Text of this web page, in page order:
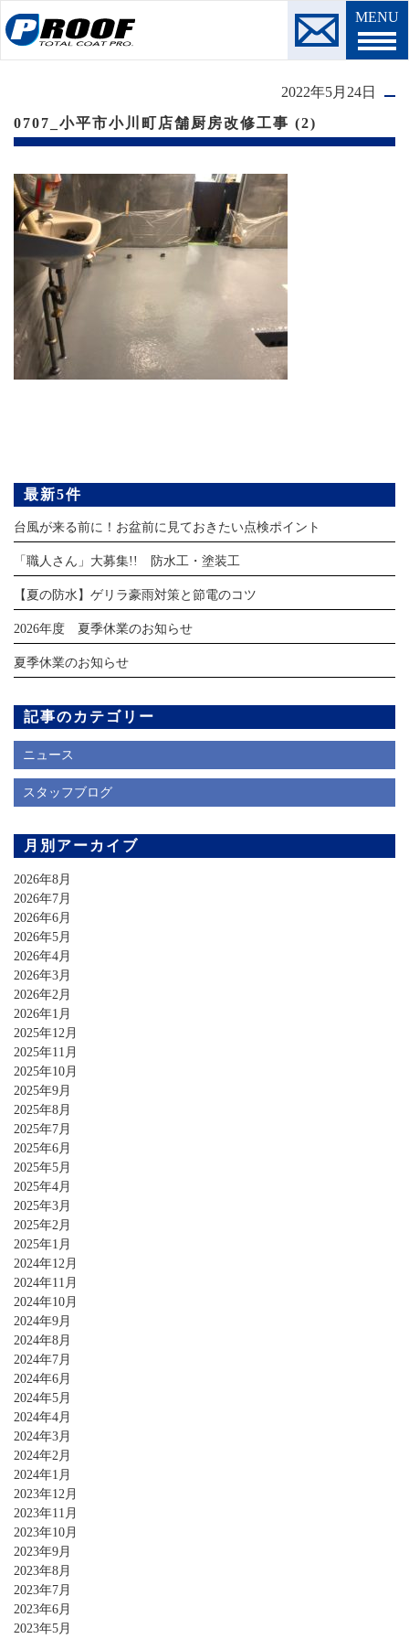
MENU
2022年5月24日
0707_小平市小川町店舗厨房改修工事 (2)
最新5件
台風が来る前に！お盆前に見ておきたい点検ポイント
「職人さん」大募集!! 防水工・塗装工
【夏の防水】ゲリラ豪雨対策と節電のコツ
2026年度 夏季休業のお知らせ
夏季休業のお知らせ
記事のカテゴリー
ニュース
スタッフブログ
月別アーカイブ
2026年8月
2026年7月
2026年6月
2026年5月
2026年4月
2026年3月
2026年2月
2026年1月
2025年12月
2025年11月
2025年10月
2025年9月
2025年8月
2025年7月
2025年6月
2025年5月
2025年4月
2025年3月
2025年2月
2025年1月
2024年12月
2024年11月
2024年10月
2024年9月
2024年8月
2024年7月
2024年6月
2024年5月
2024年4月
2024年3月
2024年2月
2024年1月
2023年12月
2023年11月
2023年10月
2023年9月
2023年8月
2023年7月
2023年6月
2023年5月